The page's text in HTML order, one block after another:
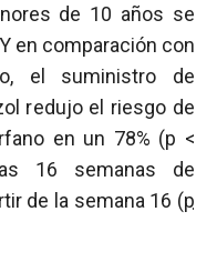
de 10 años se
en comparación con
el suministro de
redujo el riesgo de
en un 78% (p <
16 semanas de
de la semana 16 (p